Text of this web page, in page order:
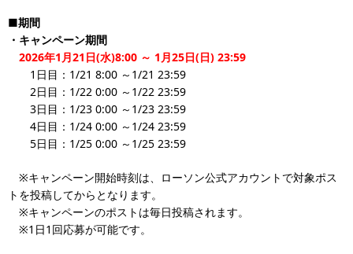
■期間
・キャンペーン期間
2026年1月21日(水)8:00 ～ 1月25日(日) 23:59
1日目：1/21 8:00 ～1/21 23:59
2日目：1/22 0:00 ～1/22 23:59
3日目：1/23 0:00 ～1/23 23:59
4日目：1/24 0:00 ～1/24 23:59
5日目：1/25 0:00 ～1/25 23:59
※キャンペーン開始時刻は、ローソン公式アカウントで対象ポス
トを投稿してからとなります。
※キャンペーンのポストは毎日投稿されます。
※1日1回応募が可能です。